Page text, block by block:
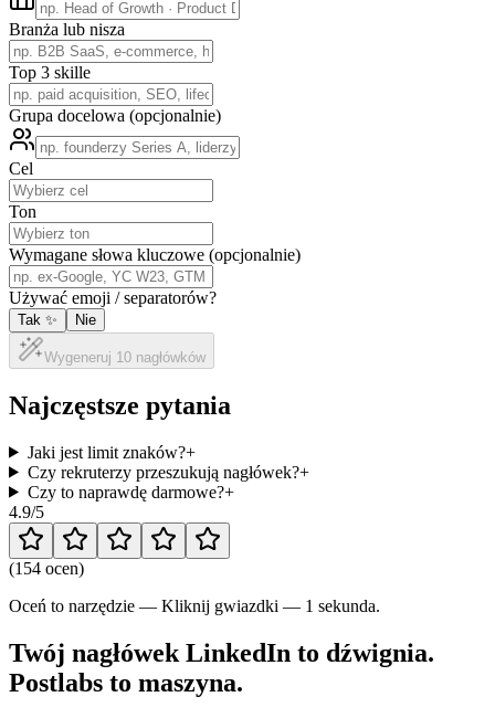
Branża lub nisza
Top 3 skille
Grupa docelowa (opcjonalnie)
Cel
Ton
Wymagane słowa kluczowe (opcjonalnie)
Używać emoji / separatorów?
Tak ✨ Nie
Wygeneruj 10 nagłówków
Najczęstsze pytania
Jaki jest limit znaków?+
Czy rekruterzy przeszukują nagłówek?+
Czy to naprawdę darmowe?+
4.9/5
(154 ocen)
Oceń to narzędzie — Kliknij gwiazdki — 1 sekunda.
Twój nagłówek LinkedIn to dźwignia.
Postlabs to maszyna.